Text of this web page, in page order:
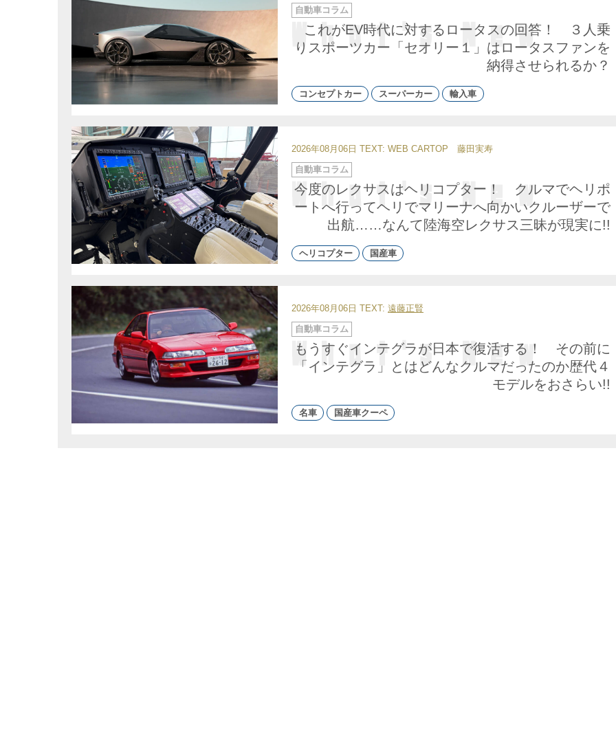
これがEV時代に対するロータスの回答！ ３人乗
りスポーツカー「セオリー１」はロータスファンを
納得させられるか？
カ
テ
自動車コラム
コンセプトカー スーパーカー 輸入車
2026年08月06日 TEXT: WEB CARTOP 藤田実寿
今度のレクサスはヘリコプター！ クルマでヘリポ
ートへ行ってヘリでマリーナへ向かいクルーザーで
出航……なんて陸海空レクサス三昧が現実に!!
カ
テ
ゴ
リ
自動車コラム
ヘリコプター 国産車
2026年08月06日 TEXT: 遠藤正賢
もうすぐインテグラが日本で復活する！ その前に
「インテグラ」とはどんなクルマだったのか歴代４
モデルをおさらい!!
カ
テ
ゴ
リ
ー
自動車コラム
名車 国産車クーペ